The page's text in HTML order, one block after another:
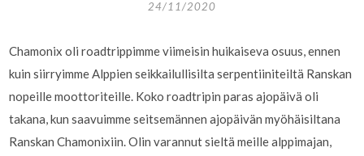
24/11/2020
Chamonix oli roadtrippimme viimeisin huikaiseva osuus, ennen
kuin siirryimme Alppien seikkailullisilta serpentiiniteiltä Ranskan
nopeille moottoriteille. Koko roadtripin paras ajopäivä oli
takana, kun saavuimme seitsemännen ajopäivän myöhäisiltana
Ranskan Chamonixiin. Olin varannut sieltä meille alppimajan,